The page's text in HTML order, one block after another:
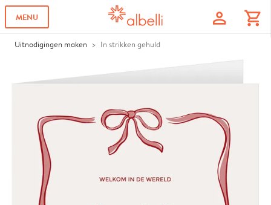
MENU profile shopping_cart
Uitnodigingen maken In strikken gehuld